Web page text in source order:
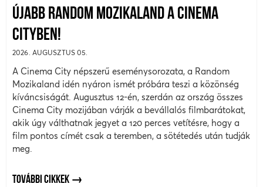
ÚJABB RANDOM MOZIKALAND A CINEMA
CITYBEN!
2026. AUGUSZTUS 05.
A Cinema City népszerű eseménysorozata, a Random
Mozikaland idén nyáron ismét próbára teszi a közönség
kíváncsiságát. Augusztus 12-én, szerdán az ország összes
Cinema City mozijában várják a bevállalós filmbarátokat,
akik úgy válthatnak jegyet a 120 perces vetítésre, hogy a
film pontos címét csak a teremben, a sötétedés után tudják
meg.
TOVÁBBI CIKKEK